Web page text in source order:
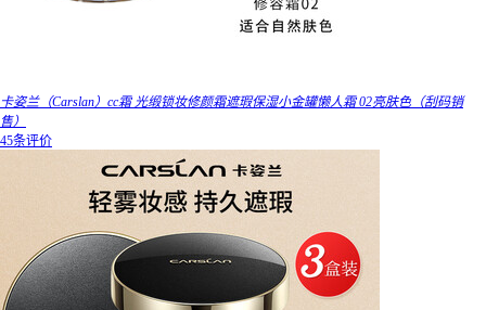
卡姿兰（Carslan）cc霜 光缎锁妆修颜霜遮瑕保湿小金罐懒人霜 02亮肤色（刮码销
售）
45条评价